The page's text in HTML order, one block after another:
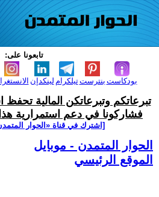
تابعونا على:
لينكدإن تيلكرامبنترست بودكاست
تبرعاتكم وتبرعاتكن المالية تحفظ
فشاركونا في دعم استمرارية
[اشترك في قناة ‫«الحوار
الحوار المتمدن - موبايل
الموقع الرئيسي